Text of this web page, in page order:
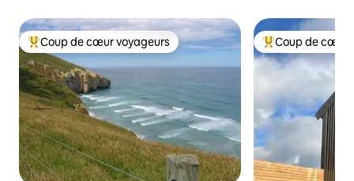
Coup de cœur voyageurs parmi les plus aimés
Coup de cœur voyageurs Coup de cœur
Coup de cœur